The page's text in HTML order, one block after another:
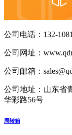
公司电话： 132-
公司网址：
公司邮箱：
公司地址： 山东省
华彩路56号
周转箱